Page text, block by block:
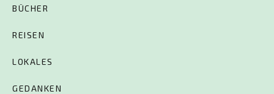
BÜCHER
REISEN
LOKALES
GEDANKEN